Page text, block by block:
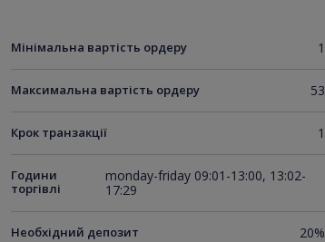
Мінімальна вартість ордеру 1
Максимальна вартість ордеру 53
Крок транзакції 1
Години
торгівлі
monday-friday 09:01-13:00, 13:02-
17:29
Необхідний депозит 20%